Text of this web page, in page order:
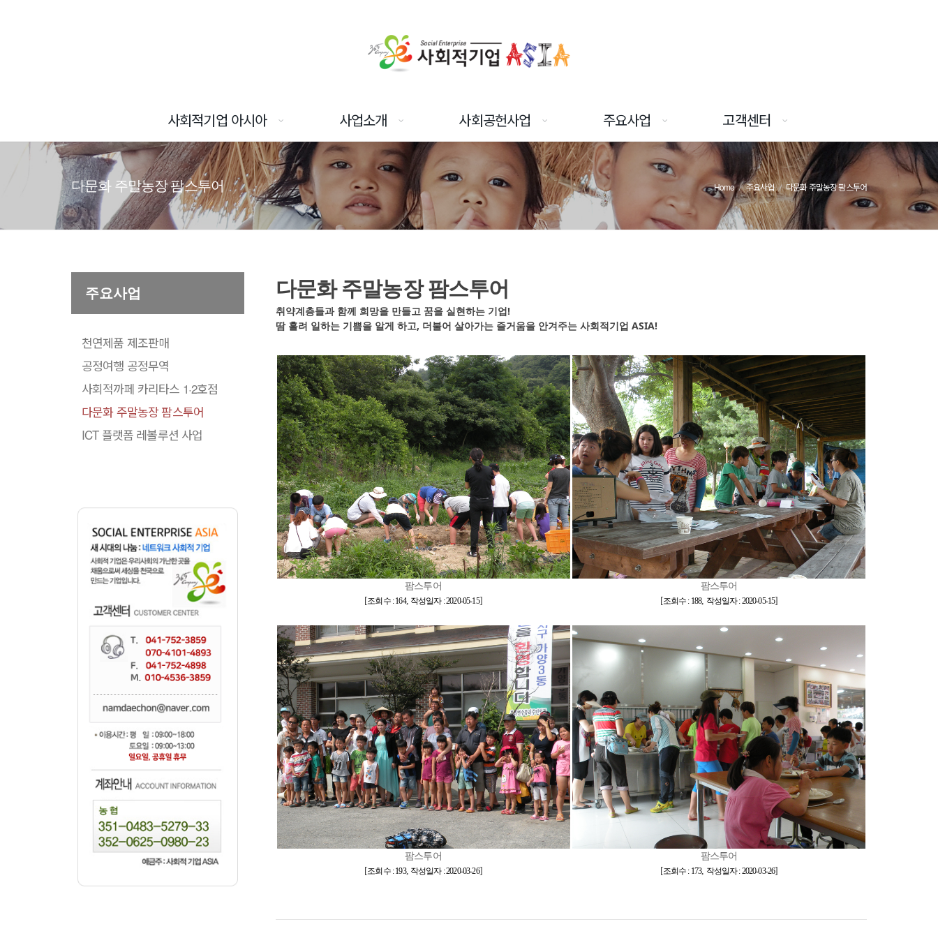
사회적기업 아시아 사업소개 사회공헌사업 주요사업 고객센터
다문화 주말농장 팜스투어 Home 주요사업 다문화 주말농장 팜스투어
다문화 주말농장 팜스투어
취약계층들과 함께 희망을 만들고 꿈을 실현하는 기업!
땀 흘려 일하는 기쁨을 알게 하고, 더불어 살아가는 즐거움을 안겨주는 사회적기업 ASIA!
팜스투어
[조회수 : 164, 작성일자 : 2020-05-15]
팜스투어
[조회수 : 188, 작성일자 : 2020-05-15]
팜스투어
[조회수 : 193, 작성일자 : 2020-03-26]
팜스투어
[조회수 : 173, 작성일자 : 2020-03-26]
주요사업
천연제품 제조판매
공정여행 공정무역
사회적까페 카리타스 1·2호점
다문화 주말농장 팜스투어
ICT 플랫폼 레볼루션 사업